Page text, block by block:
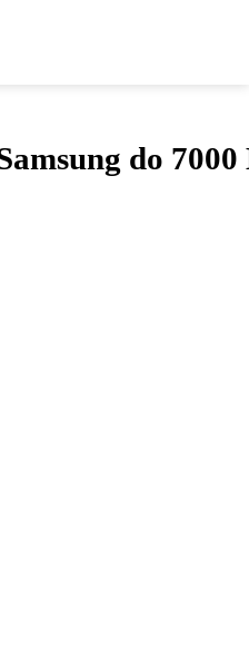
do